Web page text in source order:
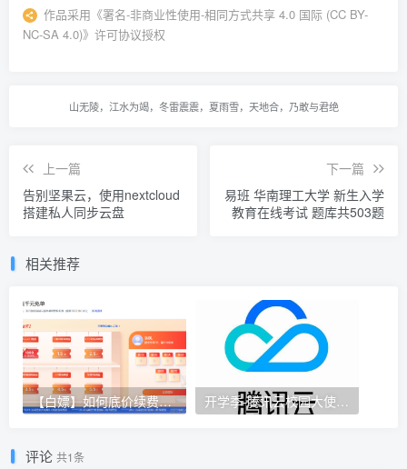
作品采用 《署名-非商业性使用-相同方式共享 4.0 国际 (CC BY-
NC-SA 4.0)》许可协议授权
山无陵，江水为竭，冬雷震震，夏雨雪，天地合，乃敢与君绝
上一篇
告别坚果云，使用nextcloud
搭建私人同步云盘
下一篇
易班 华南理工大学 新生入学
教育在线考试 题库共503题
相关推荐
【白嫖】如何底价续费服务器/学生价优惠服务器 开学季-腾讯云校园大使开始招募了~
评论 共1条